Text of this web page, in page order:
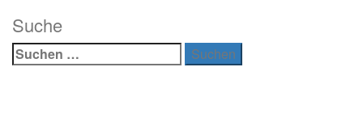
Suche
Suchen
nach: